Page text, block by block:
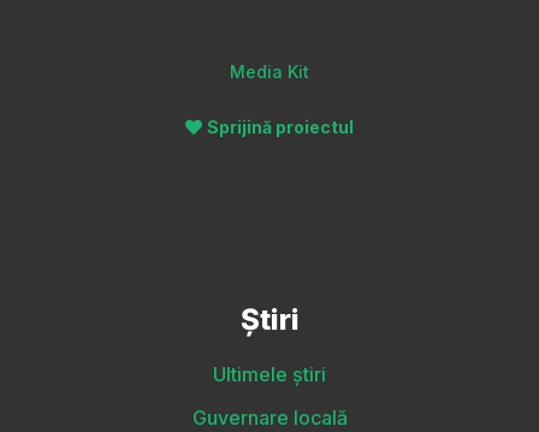
Media Kit
Sprijină proiectul
Știri
Ultimele știri
Guvernare locală